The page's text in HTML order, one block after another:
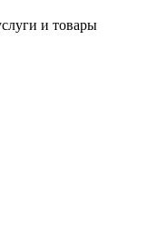
и товары